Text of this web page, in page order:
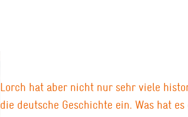
Lorch hat aber nicht nur sehr viele
die deutsche Geschichte ein. Was hat